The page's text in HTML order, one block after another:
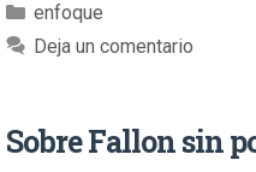
enfoque
Deja un comentario
Sobre Fallon sin